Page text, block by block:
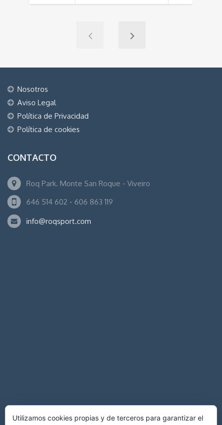
Nosotros
Aviso Legal
Política de Privacidad
Política de cookies
CONTACTO
Roq Park. Monte San Roque - Viveiro
646 514 602 - 606 863 119
info@roqsport.com
Utilizamos cookies propias y de terceros para garantizar el